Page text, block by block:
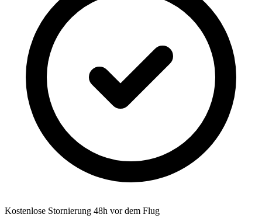
Kostenlose Stornierung 48h vor dem Flug